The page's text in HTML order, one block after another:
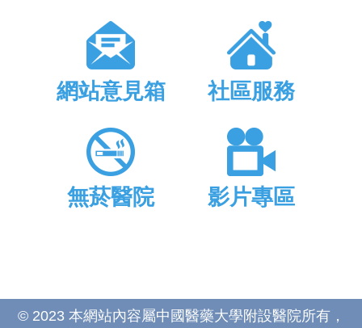
網站意見箱 社區服務
無菸醫院 影片專區
© 2023 本網站內容屬中國醫藥大學附設醫院所有，